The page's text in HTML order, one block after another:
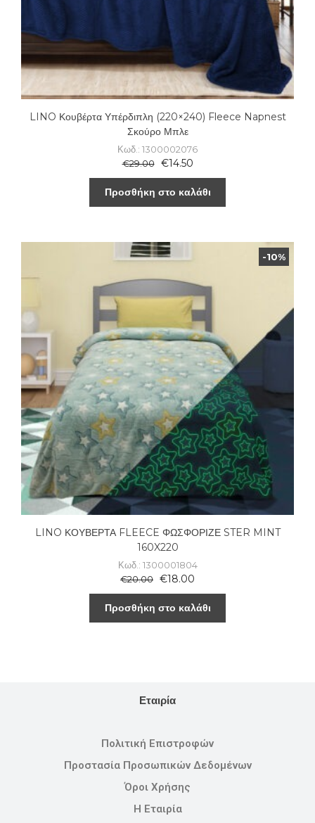
LINO Κουβέρτα Υπέρδιπλη (220×240) Fleece Napnest
Σκούρο Μπλε
Κωδ.: 1300002076
€29.00 €14.50
Προσθήκη στο καλάθι
-10%
LINO ΚΟΥΒΕΡΤΑ FLEECE ΦΩΣΦΟΡΙΖΕ STER MINT
160X220
Κωδ.: 1300001804
€20.00 €18.00
Προσθήκη στο καλάθι
Εταιρία
Πολιτική Επιστροφών
Προστασία Προσωπικών Δεδομένων
Όροι Χρήσης
Η Εταιρία